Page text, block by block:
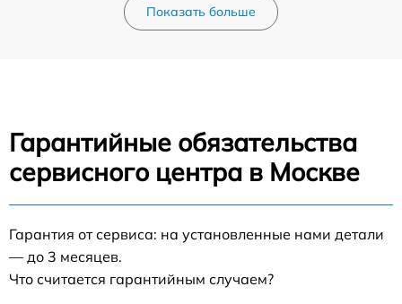
Показать больше
Гарантийные обязательства
сервисного центра в Москве
Гарантия от сервиса: на установленные нами детали
— до 3 месяцев.
Что считается гарантийным случаем?